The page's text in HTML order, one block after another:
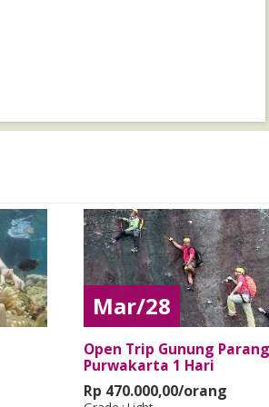
Mar/28
Open Trip Gunung Parang
Purwakarta 1 Hari
Rp 470.000,00/orang